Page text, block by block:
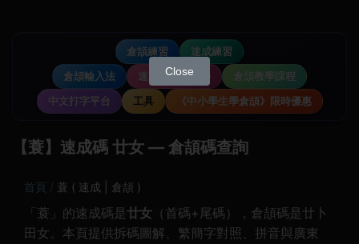
倉頡練習
速成練習
倉頡輸入法
速成輸入法教學
倉頡教學課程
中文打字平台
工具 《中小學生學倉頡》限時優惠
【蓑】速成碼 廿女 — 倉頡碼查詢
首頁 蓑 ( 速成 | 倉頡 )
「蓑」的速成碼是 廿女 （首碼+尾碼），倉頡碼是廿卜
田女。本頁提供拆碼圖解、繁簡字對照、拼音與廣東
Close